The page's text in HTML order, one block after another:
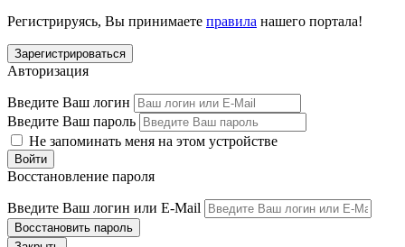
Регистрируясь, Вы принимаете правила нашего портала!
Авторизация
Введите Ваш логин
Введите Ваш пароль
Не запоминать меня на этом устройстве
Восстановление пароля
Введите Ваш логин или E-Mail